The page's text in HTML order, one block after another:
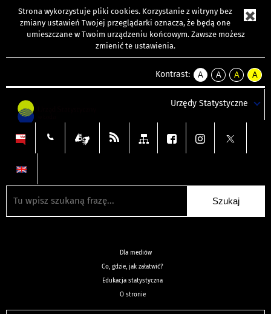
Strona wykorzystuje pliki cookies. Korzystanie z witryny bez
zmiany ustawień Twojej przeglądarki oznacza, że będą one
umieszczane w Twoim urządzeniu końcowym. Zawsze możesz
zmienić te ustawienia.
Kontrast:
A
kontrast
A
kontrast
tekst
czarnym
A
kontrast
tekst
czarnym
A
tekst
żółtym
Urzędy Statystyczne
Dla mediów
Co, gdzie, jak załatwić?
Edukacja statystyczna
O stronie